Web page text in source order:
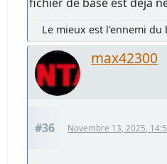
Le mieux est l'ennemi du
max42300
#36 Novembre 13, 2025,